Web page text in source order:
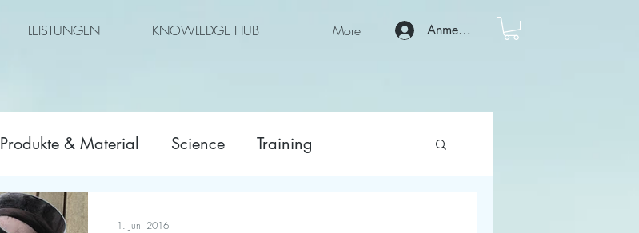
LEISTUNGEN KNOWLEDGE HUB More Anmelden
Produkte & Material Science Training
1. Juni 2016